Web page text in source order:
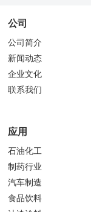
公司
公司简介
新闻动态
企业文化
联系我们
应用
石油化工
制药行业
汽车制造
食品饮料